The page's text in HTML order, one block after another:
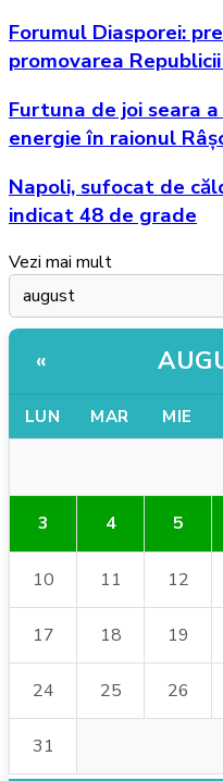
Forumul Diasporei:
promovarea
Furtuna de joi seara
energie în raionul
Napoli, sufocat de
indicat 48 de grade
Vezi mai mult
«
LUN MAR MIE
3 4 5
10 11 12
17 18 19
24 25 26
31